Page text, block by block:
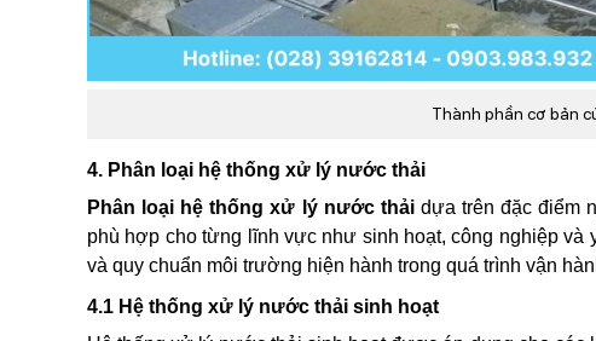
Thành phần cơ bản
4. Phân loại hệ thống xử lý nước thải
Phân loại hệ thống xử lý nước thảidựa trên đặc điểm
phù hợp cho từng lĩnh vực như sinh hoạt, công nghiệp
và quy chuẩn môi trường hiện hành trong quá trình vận
4.1 Hệ thống xử lý nước thải sinh hoạt